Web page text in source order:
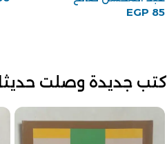
احسان عبد القدوس
كتب جديدة وصلت حديثا